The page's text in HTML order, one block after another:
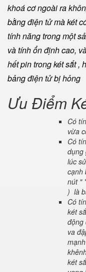
khoá cơ ngoài ra
bằng điện tử mà két
tính năng trong một
và tính ổn định cao,
hết pin trong két sắt ,
bảng điện tử bị hỏng
Ưu Điểm
Có
vừa
Có
dụng
lúc
cạnh
nút "
) là
Có
két
động
va
két